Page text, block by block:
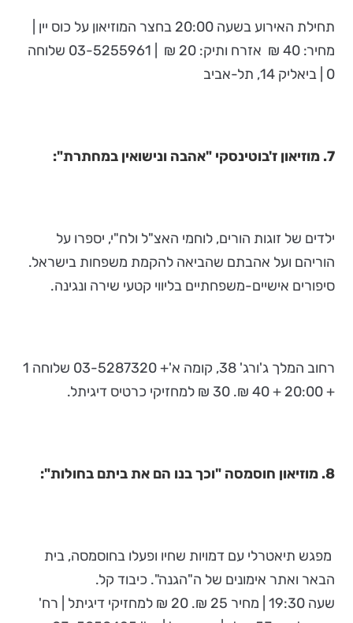
תחילת האירוע בשעה 20:00 בחצר המוזיאון על כוס יין |
מחיר: 40 ₪ אזרח ותיק: 20 ₪ | 03-5255961 שלוחה
0 | ביאליק 14, תל-אביב
7. מוזיאון ז'בוטינסקי "אהבה ונישואין במחתרת":
ילדים של זוגות הורים, לוחמי האצ"ל ולח"י, יספרו על
הוריהם ועל אהבתם שהביאה להקמת משפחות בישראל.
סיפורים אישיים-משפחתיים בליווי קטעי שירה ונגינה.
רחוב המלך ג'ורג' 38, קומה א'+ 03-5287320 שלוחה 1
+ 20:00 + 40 ₪. 30 ₪ למחזיקי כרטיס דיגיתל.
8. מוזיאון חוסמסה "וכך בנו הם את ביתם בחולות":
מפגש תיאטרלי עם דמויות שחיו ופעלו בחוסמסה, בית
הבאר ואתר אימונים של ה"הגנה". כיבוד קל.
שעה 19:30 | מחיר 25 ₪. 20 ₪ למחזיקי דיגיתל | רח'